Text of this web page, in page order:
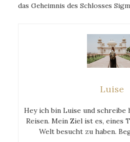
das Geheimnis des Schlosses
Luise
Hey ich bin Luise und schreibe
Reisen. Mein Ziel ist es, eines
Welt besucht zu haben.